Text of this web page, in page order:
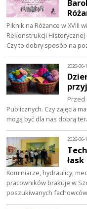
Piknik na Różance w XVIII
Rekonstrukcji Historycznej
Czy to dobry sposób na
2026-06-
Przed
Publicznych. Czy zajęcia
mogą być dla nas dobrą
2026-06-
łask
Kominiarze, hydraulicy,
pracowników brakuje w
poszukiwanych